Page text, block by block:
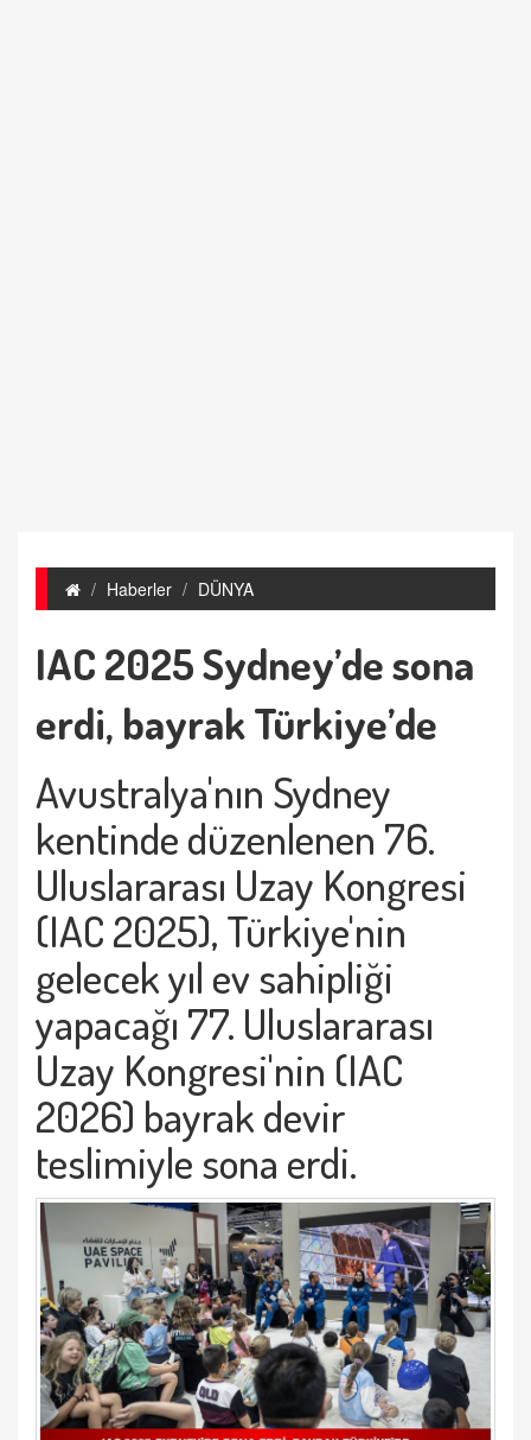
Haberler DÜNYA
IAC 2025 Sydney’de sona
erdi, bayrak Türkiye’de
Avustralya'nın Sydney
kentinde düzenlenen 76.
Uluslararası Uzay Kongresi
(IAC 2025), Türkiye'nin
gelecek yıl ev sahipliği
yapacağı 77. Uluslararası
Uzay Kongresi'nin (IAC
2026) bayrak devir
teslimiyle sona erdi.